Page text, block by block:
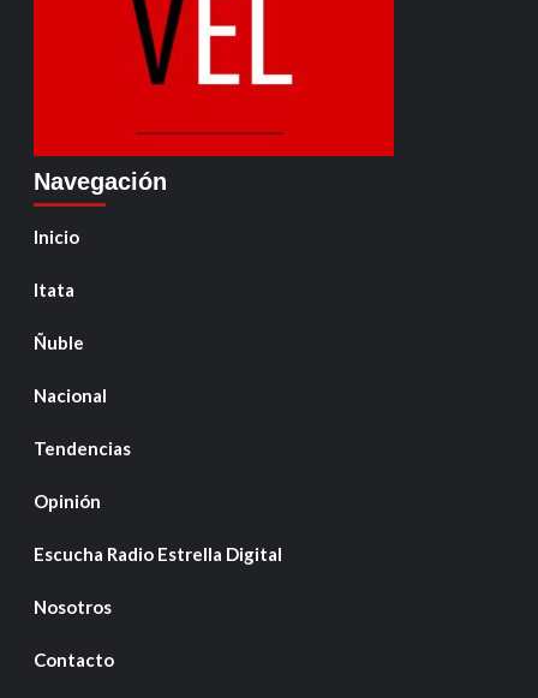
Navegación
Inicio
Itata
Ñuble
Nacional
Tendencias
Opinión
Escucha Radio Estrella Digital
Nosotros
Contacto